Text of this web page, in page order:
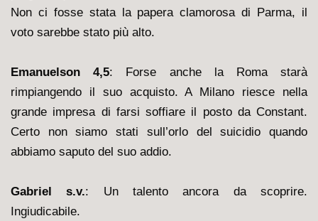
Non ci fosse stata la papera clamorosa di Parma, il
voto sarebbe stato più alto.
Emanuelson 4,5: Forse anche la Roma starà
rimpiangendo il suo acquisto. A Milano riesce nella
grande impresa di farsi soffiare il posto da Constant.
Certo non siamo stati sull’orlo del suicidio quando
abbiamo saputo del suo addio.
Gabriel s.v.: Un talento ancora da scoprire.
Ingiudicabile.